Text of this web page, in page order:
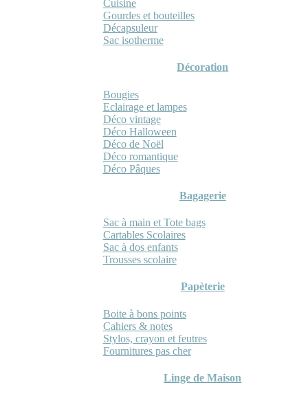
Cuisine
Gourdes et bouteilles
Décapsuleur
Sac isotherme
Décoration
Bougies
Eclairage et lampes
Déco vintage
Déco Halloween
Déco de Noël
Déco romantique
Déco Pâques
Bagagerie
Sac à main et Tote bags
Cartables Scolaires
Sac à dos enfants
Trousses scolaire
Papèterie
Boite à bons points
Cahiers & notes
Stylos, crayon et feutres
Fournitures pas cher
Linge de Maison